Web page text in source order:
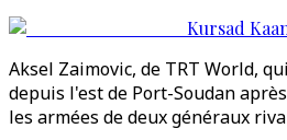
Kursad
Aksel Zaimovic, de TRT World,
depuis l'est de Port-Soudan
les armées de deux généraux